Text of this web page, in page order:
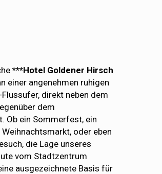
***Hotel Goldener Hirsch
einer angenehmen ruhigen
Flussufer, direkt neben dem
dem
Ob ein Sommerfest, ein
oder eben
die Lage unseres
vom Stadtzentrum
ausgezeichnete Basis für